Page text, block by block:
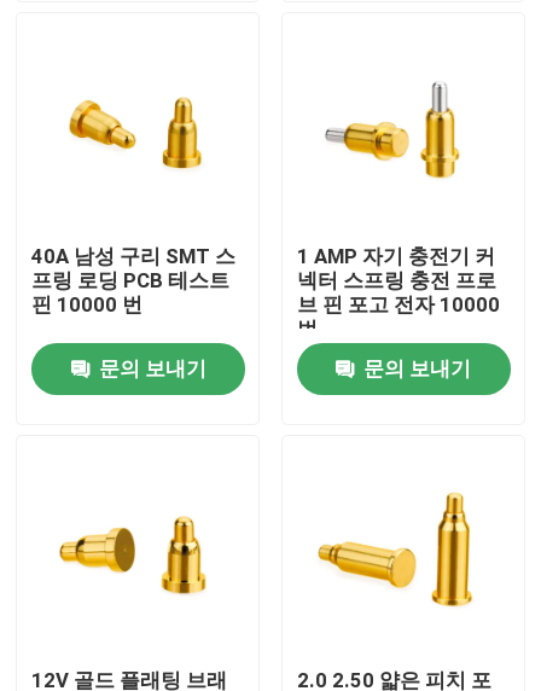
우리에 대하여
품질 관리
연락주세요
스프링 로딩 된 POGO 핀
탐침 포고 핀
40A 남성 구리 SMT 스
프링 로딩 PCB 테스트
핀 10000 번
문의 보내기
1 AMP 자기 충전기 커
넥터 스프링 충전 프로
브 핀 포고 전자 10000
번
문의 보내기
12V 골드 플래팅 브래 2.0 2.50 얇은 피치 포